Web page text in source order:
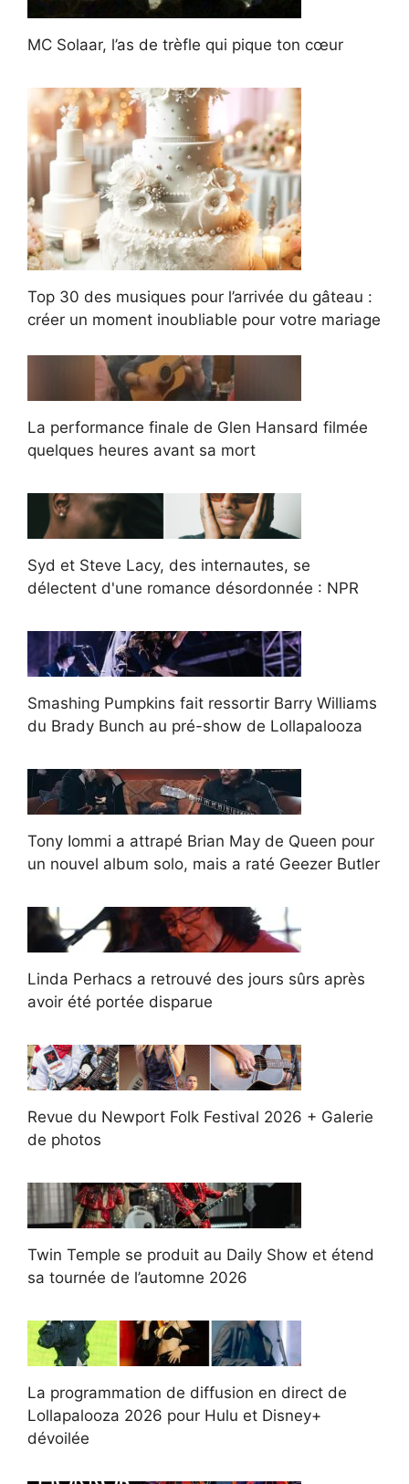
MC Solaar, l’as de trèfle qui pique ton cœur
Top 30 des musiques pour l’arrivée du gâteau :
créer un moment inoubliable pour votre mariage
La performance finale de Glen Hansard filmée
quelques heures avant sa mort
Syd et Steve Lacy, des internautes, se
délectent d'une romance désordonnée : NPR
Smashing Pumpkins fait ressortir Barry Williams
du Brady Bunch au pré-show de Lollapalooza
Tony Iommi a attrapé Brian May de Queen pour
un nouvel album solo, mais a raté Geezer Butler
Linda Perhacs a retrouvé des jours sûrs après
avoir été portée disparue
Revue du Newport Folk Festival 2026 + Galerie
de photos
Twin Temple se produit au Daily Show et étend
sa tournée de l’automne 2026
La programmation de diffusion en direct de
Lollapalooza 2026 pour Hulu et Disney+
dévoilée